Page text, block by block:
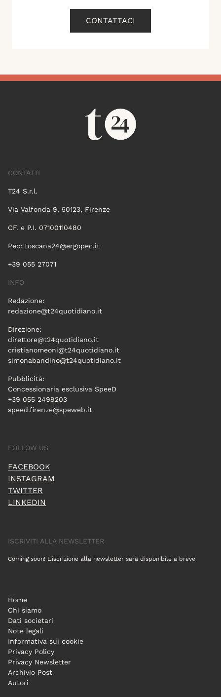
CONTATTACI
CONTATTI
T24 S.r.l.
Via Valfonda 9, 50123, Firenze
CF. e P.I. 07100110480
Pec: toscana24@ergopec.it
+39 055 27071
INFO
Redazione:
redazione@t24quotidiano.it
Direzione:
direttore@t24quotidiano.it
cristianomeoni@t24quotidiano.it
simonabandino@t24quotidiano.it
Pubblicità:
Concessionaria esclusiva SpeeD
+39 055 2499203
speed.firenze@speweb.it
FOLLOW US
FACEBOOK
INSTAGRAM
TWITTER
LINKEDIN
ISCRIVITI ALLA NEWSLETTER
Coming soon! L'iscrizione alla newsletter sarà disponibile a breve
Home
Chi siamo
Dati societari
Note legali
Informativa sui cookie
Privacy Policy
Privacy Newsletter
Archivio Post
Autori